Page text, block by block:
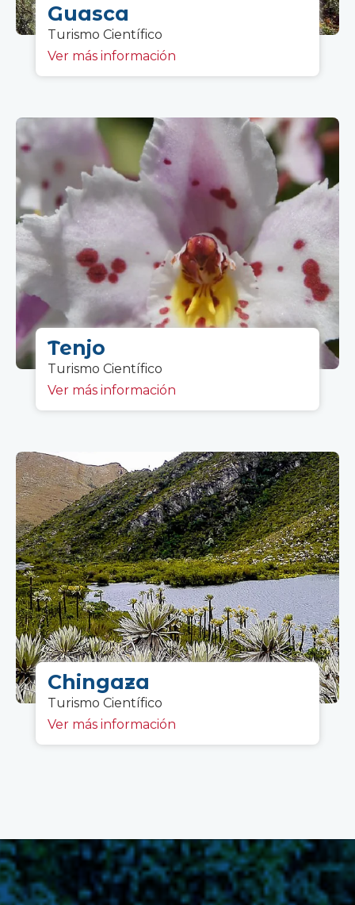
Guasca
Turismo Científico
Ver más información
Tenjo
Turismo Científico
Ver más información
Chingaza
Turismo Científico
Ver más información